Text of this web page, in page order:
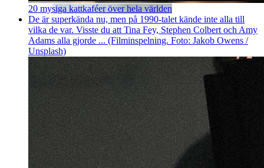
20 mysiga kattkaféer över hela världen
De är superkända nu, men på 1990-talet kände inte alla till
vilka de var. Visste du att Tina Fey, Stephen Colbert och Amy
Adams alla gjorde ... (Filminspelning. Foto: Jakob Owens /
Unsplash)